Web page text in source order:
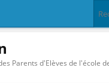
Parents d'Elèves de l'école